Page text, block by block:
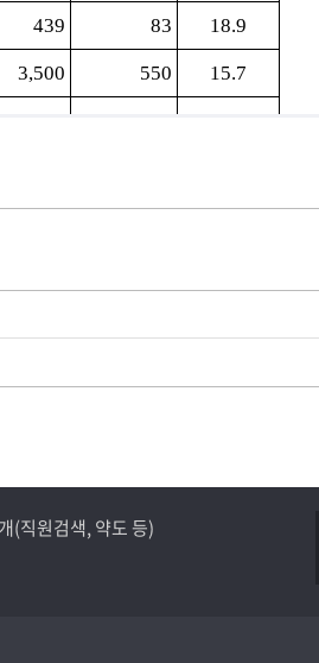
(직원검색, 약도 등)